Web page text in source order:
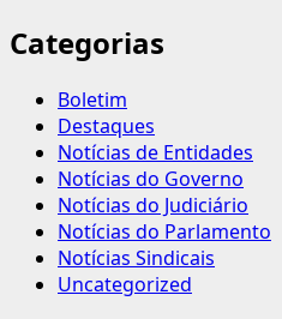
Categorias
Boletim
Destaques
Notícias de Entidades
Notícias do Governo
Notícias do Judiciário
Notícias do Parlamento
Notícias Sindicais
Uncategorized